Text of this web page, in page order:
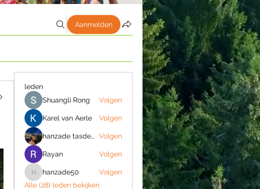
Aanmelden
leden
Shuangli Rong
Volgen
Karel van Aerle Volgen
hanzade tasdemir Volgen
Rayan Volgen
hanzade50
hanzade50
Volgen
Alle (28) leden bekijken